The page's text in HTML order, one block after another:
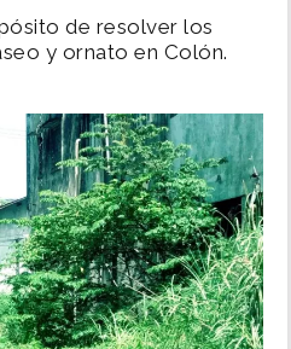
de resolver los
y ornato en Colón.